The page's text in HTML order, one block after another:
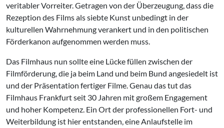
veritabler Vorreiter. Getragen von der Überzeugung, dass die
Rezeption des Films als siebte Kunst unbedingt in der
kulturellen Wahrnehmung verankert und in den politischen
Förderkanon aufgenommen werden muss.
Das Filmhaus nun sollte eine Lücke füllen zwischen der
Filmförderung, die ja beim Land und beim Bund angesiedelt ist
und der Präsentation fertiger Filme. Genau das tut das
Filmhaus Frankfurt seit 30 Jahren mit großem Engagement
und hoher Kompetenz. Ein Ort der professionellen Fort- und
Weiterbildung ist hier entstanden, eine Anlaufstelle im